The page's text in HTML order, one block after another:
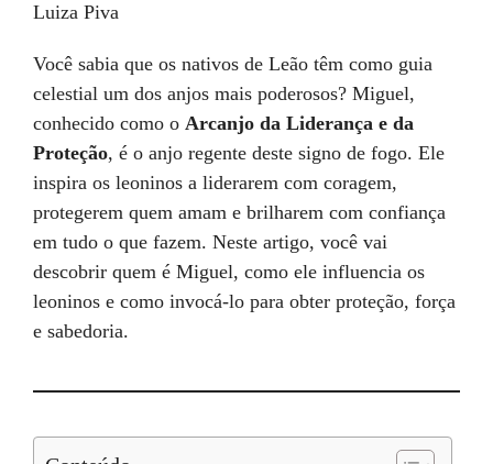
Luiza Piva
Você sabia que os nativos de Leão têm como guia
celestial um dos anjos mais poderosos? Miguel,
conhecido como o Arcanjo da Liderança e da
Proteção, é o anjo regente deste signo de fogo. Ele
inspira os leoninos a liderarem com coragem,
protegerem quem amam e brilharem com confiança
em tudo o que fazem. Neste artigo, você vai
descobrir quem é Miguel, como ele influencia os
leoninos e como invocá-lo para obter proteção, força
e sabedoria.